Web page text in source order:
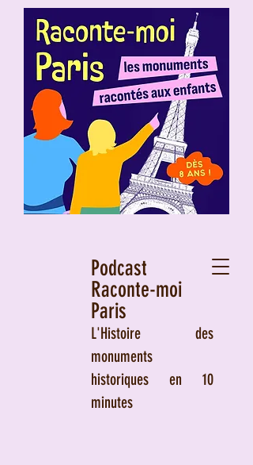
Podcast
Raconte-moi
Paris
L'Histoire des
monuments
historiques en 10
minutes